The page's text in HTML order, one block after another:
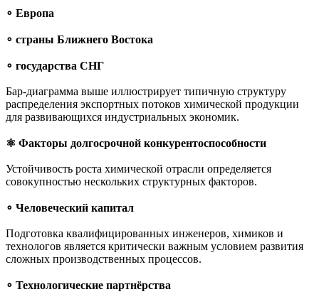
∘ Европа
∘ страны Ближнего Востока
∘ государства СНГ
Бар-диаграмма выше иллюстрирует типичную структуру
распределения экспортных потоков химической продукции
для развивающихся индустриальных экономик.
⚛︎ Факторы долгосрочной конкурентоспособности
Устойчивость роста химической отрасли определяется
совокупностью нескольких структурных факторов.
∘ Человеческий капитал
Подготовка квалифицированных инженеров, химиков и
технологов является критически важным условием развития
сложных производственных процессов.
∘ Технологические партнёрства